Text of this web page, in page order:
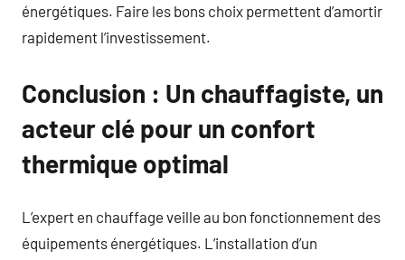
énergétiques. Faire les bons choix permettent d’amortir
rapidement l’investissement.
Conclusion : Un chauffagiste, un
acteur clé pour un confort
thermique optimal
L’expert en chauffage veille au bon fonctionnement des
équipements énergétiques. L’installation d’un